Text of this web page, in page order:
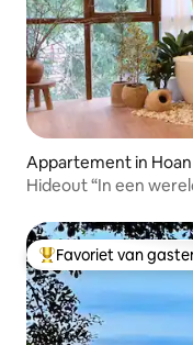
Appartement in
Hideout “In een
Topfavoriet van
Favoriet van